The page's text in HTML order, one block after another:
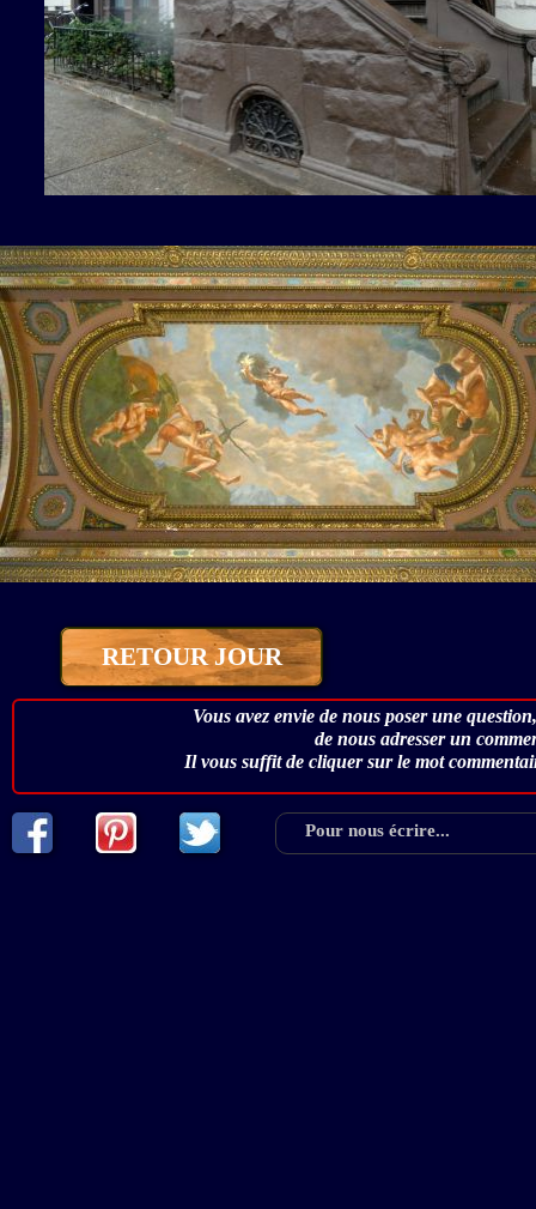
RETOUR JOUR
Vous avez envie de nous poser une
de nous adresser un
Il vous suffit de cliquer sur le mot
Pour nous écrire...